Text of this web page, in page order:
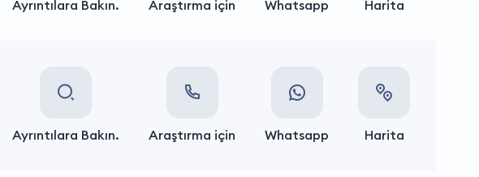
Ayrıntılara Bakın. Araştırma için Whatsapp Harita
Ayrıntılara Bakın. Araştırma için Whatsapp Harita